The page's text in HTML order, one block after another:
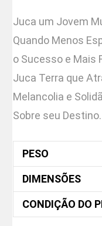
Juca um Jovem
Quando Menos
o Sucesso e Mais
Juca Terra que
Melancolia e
Sobre seu Destino.
PESO
DIMENSÕES
CONDIÇÃO DO